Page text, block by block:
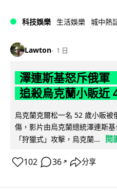
科技娛樂 生活娛樂 城中熱
Lawton 1 日
澤連斯基怒斥俄軍
追殺烏克蘭小販近
烏克蘭克爾松一名 52 歲小販
傷，影片由烏克蘭總統澤連斯
「狩獵式」攻擊，烏克蘭...
閱
102 36 ↗ 分享